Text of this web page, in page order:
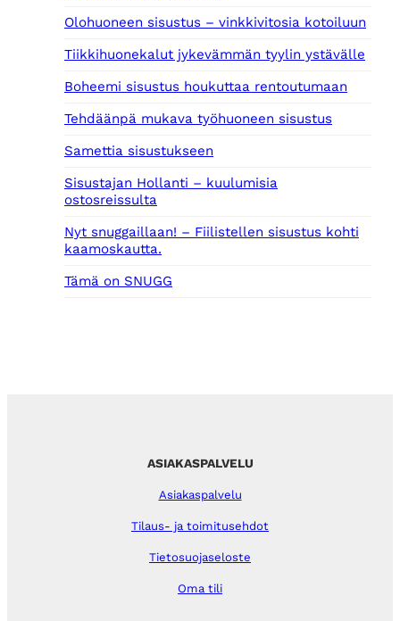
Olohuoneen sisustus – vinkkivitosia kotoiluun
Tiikkihuonekalut jykevämmän tyylin ystävälle
Boheemi sisustus houkuttaa rentoutumaan
Tehdäänpä mukava työhuoneen sisustus
Samettia sisustukseen
Sisustajan Hollanti – kuulumisia
ostosreissulta
Nyt snuggaillaan! – Fiilistellen sisustus kohti
kaamoskautta.
Tämä on SNUGG
ASIAKASPALVELU
Asiakaspalvelu
Tilaus- ja toimitusehdot
Tietosuojaseloste
Oma tili